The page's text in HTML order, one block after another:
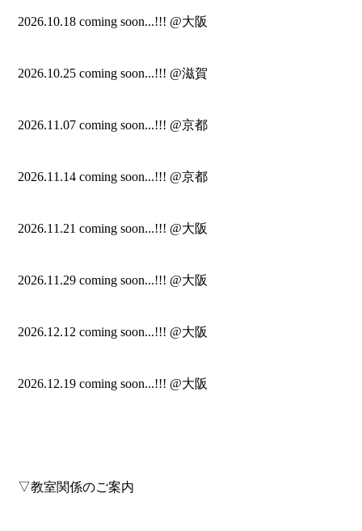
2026.10.18 coming soon...!!! @大阪
2026.10.25 coming soon...!!! @滋賀
2026.11.07 coming soon...!!! @京都
2026.11.14 coming soon...!!! @京都
2026.11.21 coming soon...!!! @大阪
2026.11.29 coming soon...!!! @大阪
2026.12.12 coming soon...!!! @大阪
2026.12.19 coming soon...!!! @大阪
▽教室関係のご案内